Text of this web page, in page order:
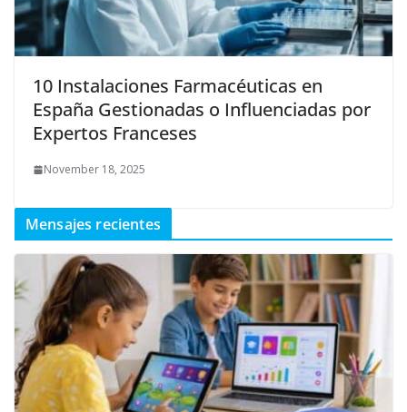
10 Instalaciones Farmacéuticas en
España Gestionadas o Influenciadas por
Expertos Franceses
November 18, 2025
Mensajes recientes